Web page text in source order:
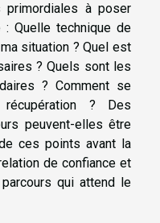
primordiales à poser
: Quelle technique de
situation ? Quel est
? Quels sont les
? Comment se
? Des
peuvent-elles être
ces points avant la
de confiance et
qui attend le